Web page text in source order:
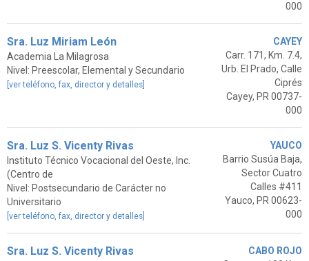
000
Sra. Luz Miriam León
Academia La Milagrosa
Nivel: Preescolar, Elemental y Secundario
[ver teléfono, fax, director y detalles]
CAYEY
Carr. 171, Km. 7.4,
Urb. El Prado, Calle
Ciprés
Cayey, PR 00737-
000
Sra. Luz S. Vicenty Rivas
Instituto Técnico Vocacional del Oeste, Inc.
(Centro de
Nivel: Postsecundario de Carácter no
Universitario
[ver teléfono, fax, director y detalles]
YAUCO
Barrio Susúa Baja,
Sector Cuatro
Calles #411
Yauco, PR 00623-
000
Sra. Luz S. Vicenty Rivas
CABO ROJO